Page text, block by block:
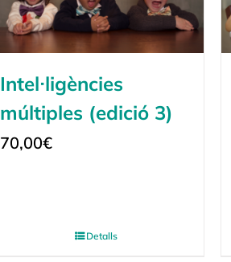
Intel·ligències
múltiples (edició 3)
70,00€
Detalls